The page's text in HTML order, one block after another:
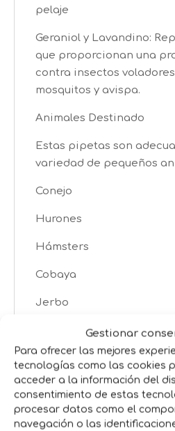
Gestionar
Para ofrecer las mejores
tecnologías como las cookies
acceder a la información del
consentimiento de estas
procesar datos como el
navegación o las
pelaje
Geraniol y Lavandino:
que proporcionan una
contra insectos
mosquitos y avispa.
Animales Destinado
Estas pipetas son
variedad de pequeños
Conejo
Hurones
Hámsters
Cobaya
Jerbo
Beneficios para la
Protección completa:
amplia gama de
Ingredientes naturales:
naturales, evitando